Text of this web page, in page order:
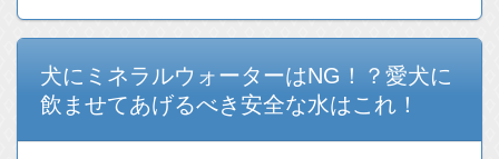
犬にミネラルウォーターはNG！？愛犬に
飲ませてあげるべき安全な水はこれ！